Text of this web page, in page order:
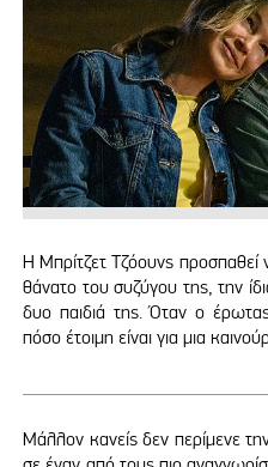
Η Μπρίτζετ Τζόουνς προσπαθεί
θάνατο του συζύγου της, την
δυο παιδιά της. Όταν ο
πόσο έτοιμη είναι για μια
Μάλλον κανείς δεν περίμενε